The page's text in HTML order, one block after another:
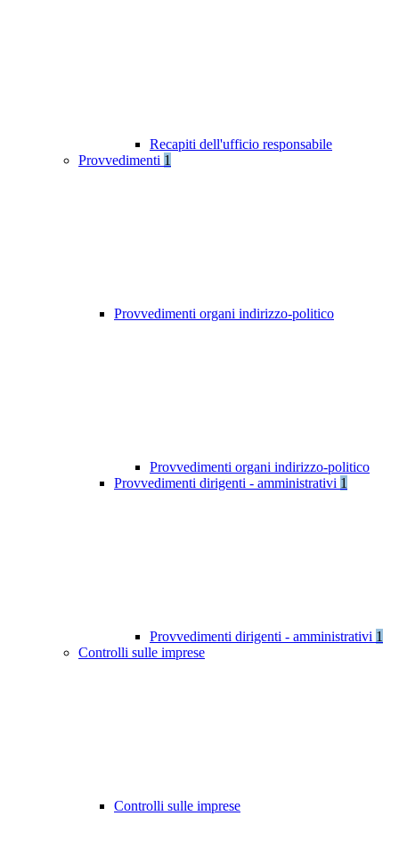
Recapiti dell'ufficio responsabile
Provvedimenti 1
Provvedimenti organi indirizzo-politico
Provvedimenti organi indirizzo-politico
Provvedimenti dirigenti - amministrativi 1
Provvedimenti dirigenti - amministrativi 1
Controlli sulle imprese
Controlli sulle imprese